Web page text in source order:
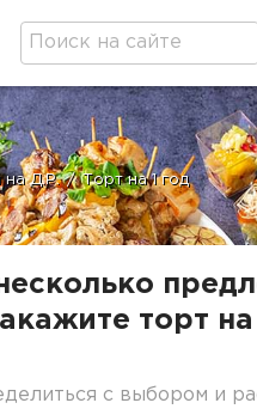
на Д.Р. / Торт на 1 год
торт
с выбором и